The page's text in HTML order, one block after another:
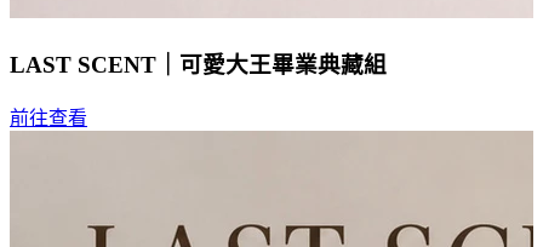
LAST SCENT｜可愛大王畢業典藏組
前往查看